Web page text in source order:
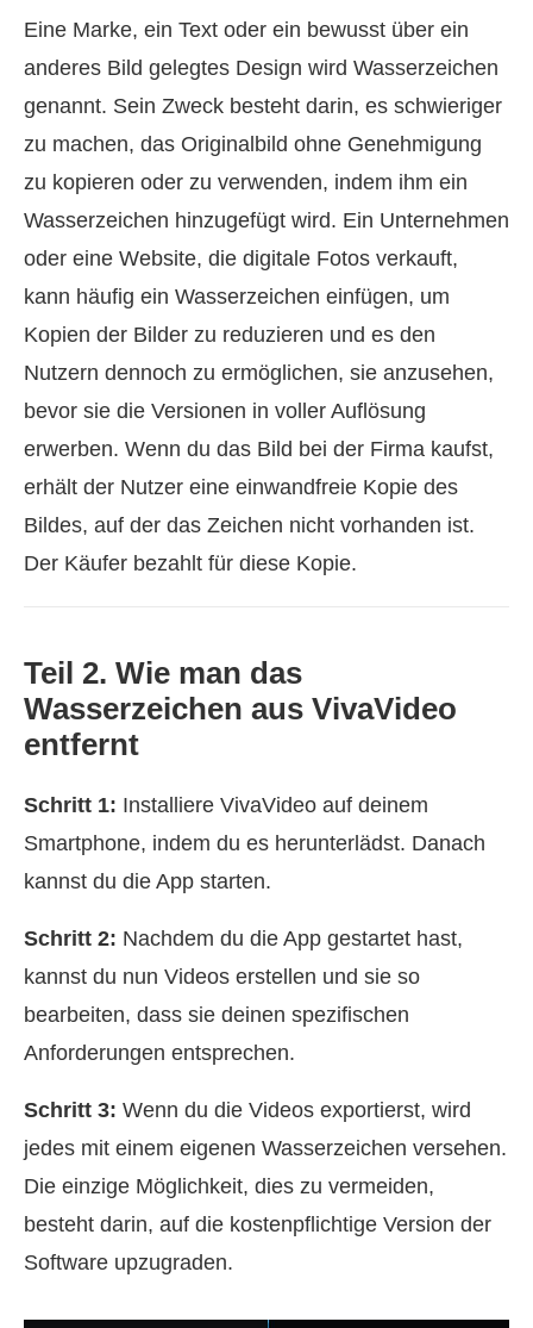
Eine Marke, ein Text oder ein bewusst über ein
anderes Bild gelegtes Design wird Wasserzeichen
genannt. Sein Zweck besteht darin, es schwieriger
zu machen, das Originalbild ohne Genehmigung
zu kopieren oder zu verwenden, indem ihm ein
Wasserzeichen hinzugefügt wird. Ein Unternehmen
oder eine Website, die digitale Fotos verkauft,
kann häufig ein Wasserzeichen einfügen, um
Kopien der Bilder zu reduzieren und es den
Nutzern dennoch zu ermöglichen, sie anzusehen,
bevor sie die Versionen in voller Auflösung
erwerben. Wenn du das Bild bei der Firma kaufst,
erhält der Nutzer eine einwandfreie Kopie des
Bildes, auf der das Zeichen nicht vorhanden ist.
Der Käufer bezahlt für diese Kopie.
Teil 2. Wie man das
Wasserzeichen aus VivaVideo
entfernt
Schritt 1: Installiere VivaVideo auf deinem
Smartphone, indem du es herunterlädst. Danach
kannst du die App starten.
Schritt 2: Nachdem du die App gestartet hast,
kannst du nun Videos erstellen und sie so
bearbeiten, dass sie deinen spezifischen
Anforderungen entsprechen.
Schritt 3: Wenn du die Videos exportierst, wird
jedes mit einem eigenen Wasserzeichen versehen.
Die einzige Möglichkeit, dies zu vermeiden,
besteht darin, auf die kostenpflichtige Version der
Software upzugraden.